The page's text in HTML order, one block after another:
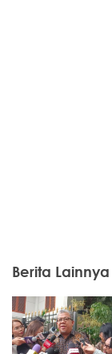
Berita Lainnya